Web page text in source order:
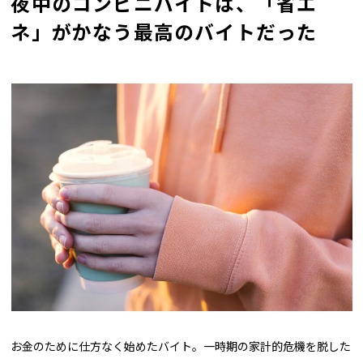
ネ」がかなう最高のバイトだった
お金のために仕方なく始めたバイト。一時期の家計的危機を脱した